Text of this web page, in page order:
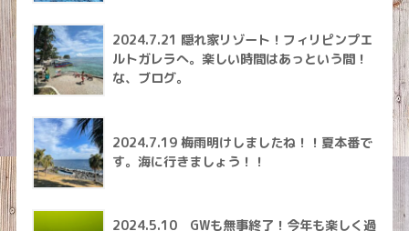
2024.7.21 隠れ家リゾート！フィリピンプエ
ルトガレラへ。楽しい時間はあっという間！
な、ブログ。
2024.7.19 梅雨明けしましたね！！夏本番で
す。海に行きましょう！！
2024.5.10 GWも無事終了！今年も楽しく過